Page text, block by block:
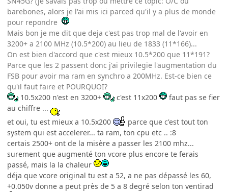
barebones, alors je l'ai mis ici parced qu'il y a plus de monde
pour repondre
Mais bon je me dit que deja c'est pas trop mal de l'avoir en
3200+ a 2100 MHz (10.5*200) au lieu de 1833 (11*166)...
On est bien d'accord que c'est mieux 10.5*200 que 11*191?
Parce que les 2 passent donc j'ai privilegie l'augmentation du
FSB pour avoir ma ram en synchro a 200MHz. Est-ce bien ce
qu'il faut faire et POURQUOI?
10.5x200 n'est en 3200+
c'est 11x200
faut pas se fier
au chiffre ...
et oui, tu est mieux a 10.5x200
parce que c'est tout ton
system qui est accelerer... ta ram, ton cpu etc .. :8
certais 2500+ ont de la misère a passer les 2100 mhz...
surement que augmenté ton vcore plus encore te ferais
passé, mais la la chaleur
déja que vcore original tu est a 52, a ne pas dépassé les 60,
+0.050v donne a peut près de 5 a 8 degré selon ton ventirad